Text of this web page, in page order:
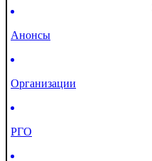
Анонсы
Организации
РГО